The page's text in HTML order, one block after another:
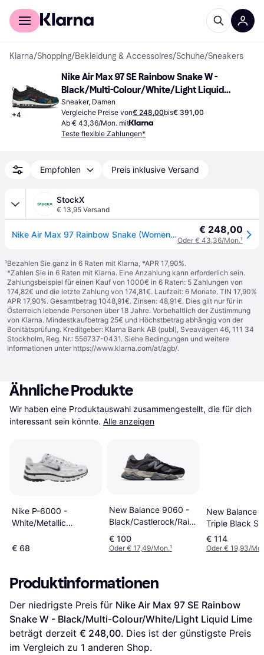
Für Shopper
Klarna/Shopping/Bekleidung & Accessoires/Schuhe/Sneakers
+4
Nike Air Max 97 SE Rainbow Snake W -
Black/Multi-Colour/White/Light Liquid
Lime
Sneaker, Damen
Vergleiche Preise von€ 248,00bis€ 391,00
Ab € 43,36/Mon. mit
Teste flexible Zahlungen*
Empfohlen Preis inklusive Versand
StockX
€ 13,95 Versand
Nike Air Max 97 Rainbow Snake (Women's) € 248,00
Oder € 43,36/Mon.¹
¹Bezahlen Sie ganz in 6 Raten mit Klarna, *APR 17,90%.
*Zahlen Sie in 6 Raten mit Klarna. Eine Anzahlung kann erforderlich sein.
Zahlungsbeispiel für einen Kauf von 1000€ in 6 Raten: 5 Zahlungen von
174,82€ und die letzte Zahlung von 174,81€. Laufzeit: 6 Monate. TIN 17,90%
APR 17,90%. Gesamtbetrag 1048,91€. Zinsen: 48,91€. Dies gilt nur für in
Österreich lebende Personen über 18 Jahre. Vorbehaltlich der Zustimmung
von Klarna. Mindestkaufbetrag 25€ und Höchstbetrag abhängig von der
Bonitätsprüfung. Kreditgeber: Klarna Bank AB (publ), Sveavägen 46, 111 34
Stockholm, Reg. Nr.: 556737-0431. Siehe Bedingungen und weitere
Informationen unter https://www.klarna.com/at/agb/.
Ähnliche Produkte
Wir haben eine Produktauswahl zusammengestellt, die für dich
interessant sein könnte. Alle anzeigen
Nike P-6000 -
White/Metallic
€ 68
New Balance 9060 -
Black/Castlerock/Rain
Cloud
€ 100
Oder € 17,49/Mon.¹
New Balance
Triple Black
U9060BPM
€ 114
Oder € 19,93/
Produktinformationen
Der niedrigste Preis für Nike Air Max 97 SE Rainbow
Snake W - Black/Multi-Colour/White/Light Liquid Lime
beträgt derzeit € 248,00. Dies ist der günstigste Preis
im Vergleich zu 1 anderen Shop.